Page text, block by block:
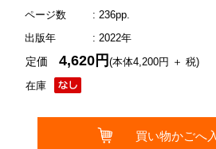
ページ数
: 236pp.
出版年
: 2022年
在庫
定価4,620円(本体4,200円 ＋ 税)